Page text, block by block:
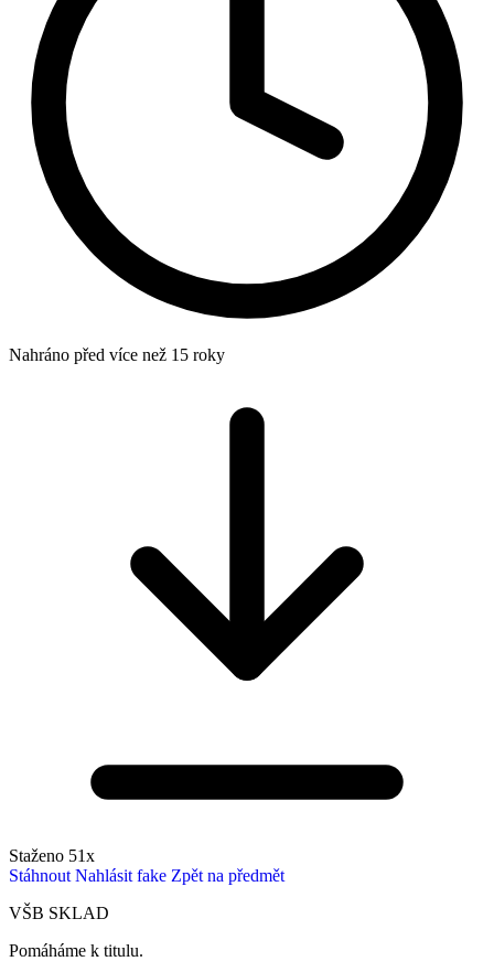
Nahráno před více než 15 roky
Staženo 51x
Stáhnout Nahlásit fake Zpět na předmět
VŠB SKLAD
Pomáháme k titulu.